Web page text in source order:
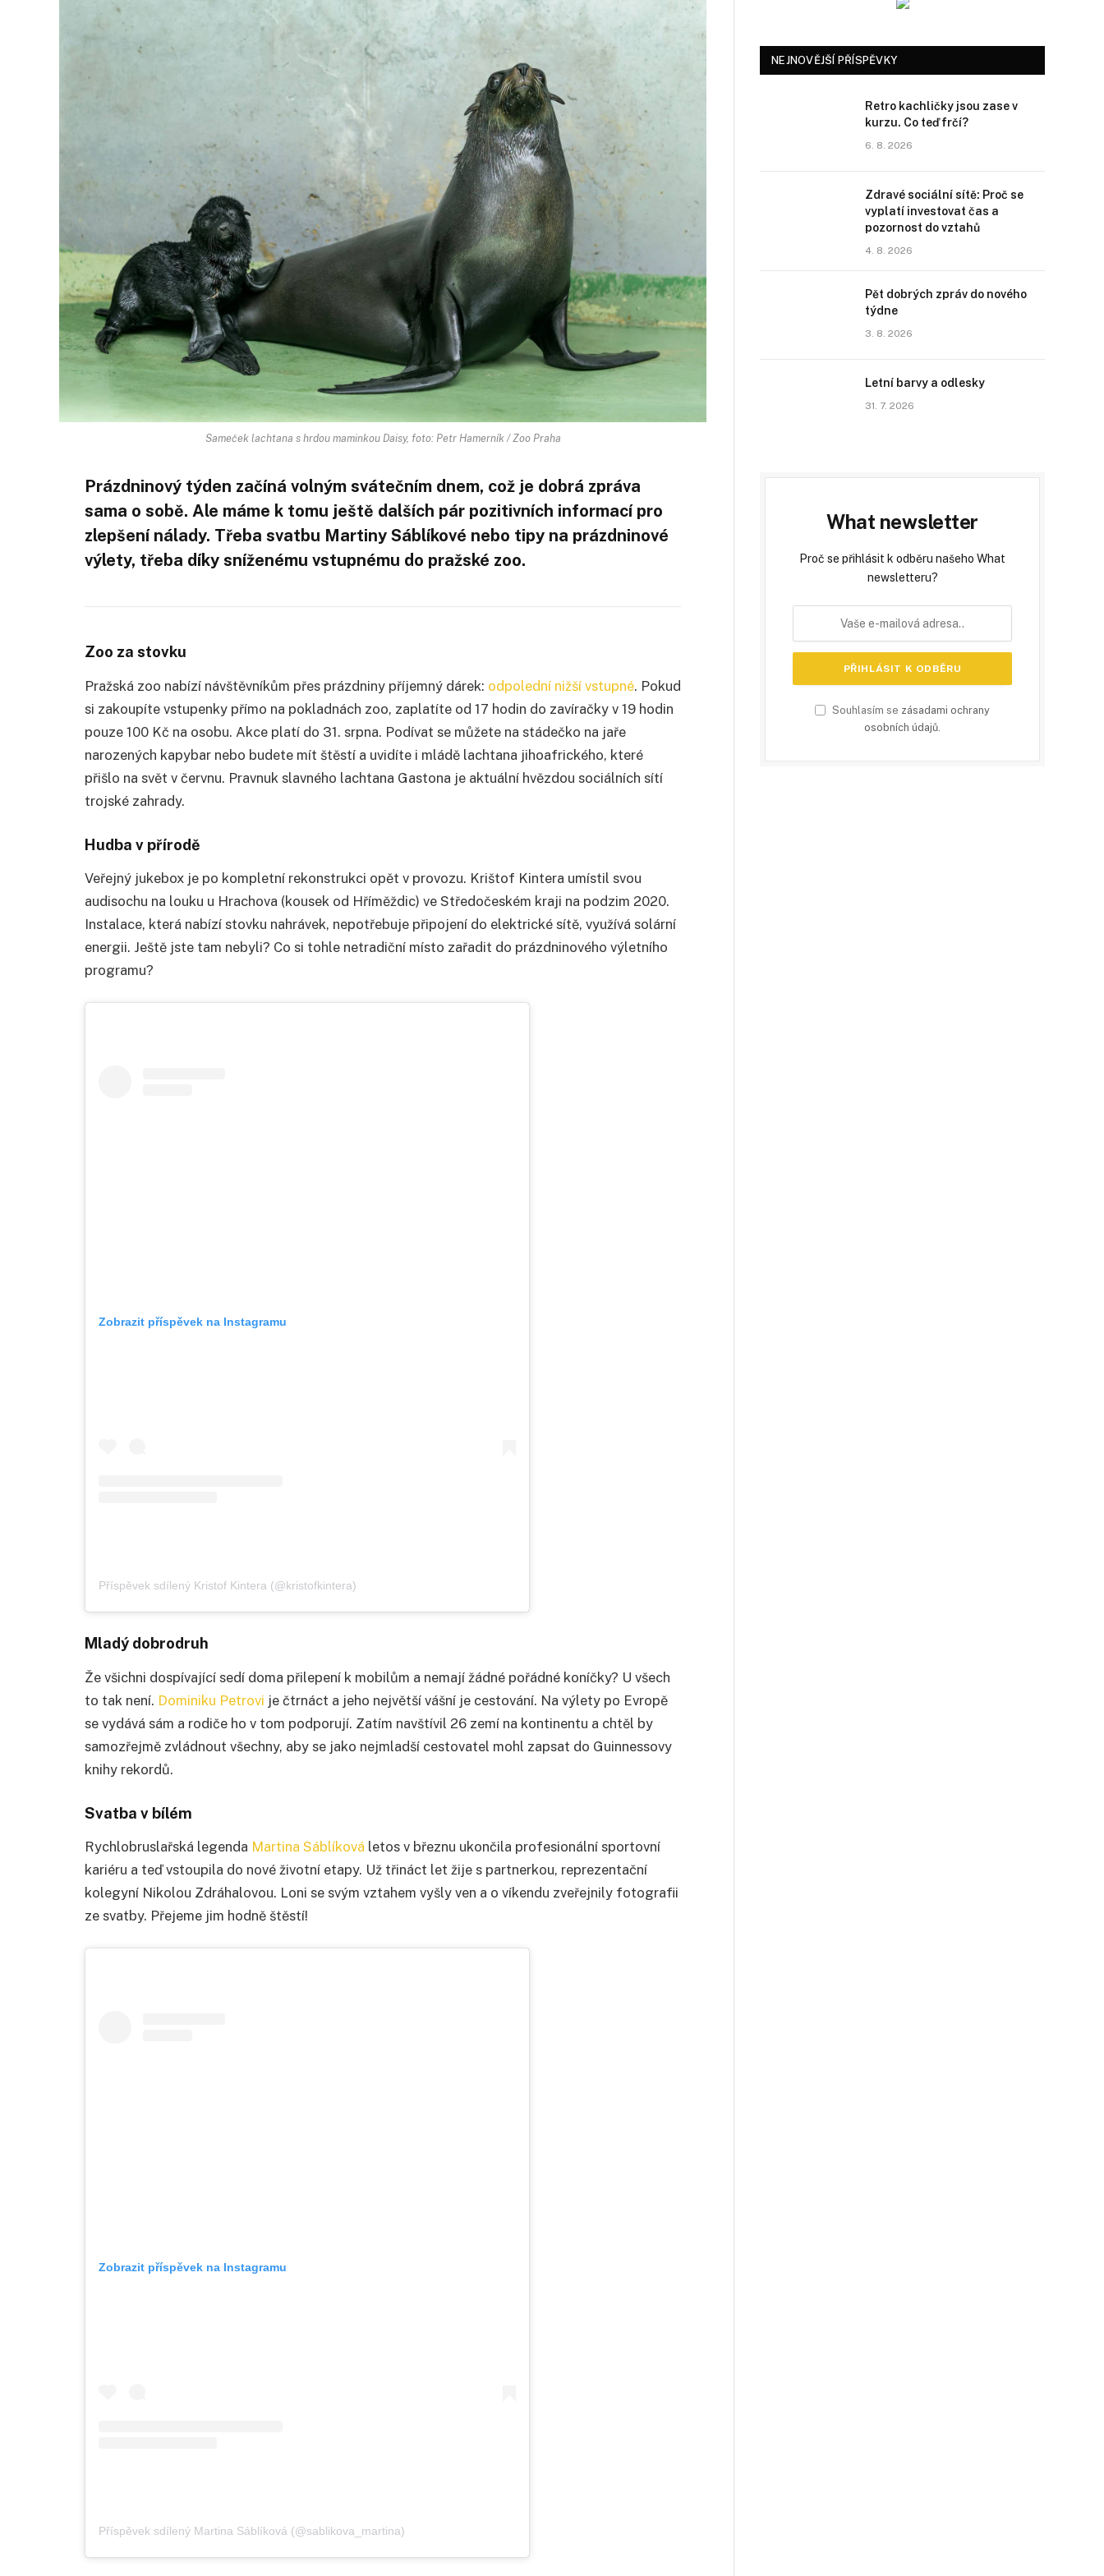
Sameček lachtana s hrdou maminkou Daisy, foto: Petr Hamerník / Zoo Praha
Prázdninový týden začíná volným svátečním dnem, což je dobrá zpráva
sama o sobě. Ale máme k tomu ještě dalších pár pozitivních informací pro
zlepšení nálady. Třeba svatbu Martiny Sáblíkové nebo tipy na prázdninové
výlety, třeba díky sníženému vstupnému do pražské zoo.
Zoo za stovku
Pražská zoo nabízí návštěvníkům přes prázdniny příjemný dárek: odpolední nižší vstupné. Pokud
si zakoupíte vstupenky přímo na pokladnách zoo, zaplatíte od 17 hodin do zavíračky v 19 hodin
pouze 100 Kč na osobu. Akce platí do 31. srpna. Podívat se můžete na stádečko na jaře
narozených kapybar nebo budete mít štěstí a uvidíte i mládě lachtana jihoafrického, které
přišlo na svět v červnu. Pravnuk slavného lachtana Gastona je aktuální hvězdou sociálních sítí
trojské zahrady.
Hudba v přírodě
Veřejný jukebox je po kompletní rekonstrukci opět v provozu. Krištof Kintera umístil svou
audisochu na louku u Hrachova (kousek od Hříměždic) ve Středočeském kraji na podzim 2020.
Instalace, která nabízí stovku nahrávek, nepotřebuje připojení do elektrické sítě, využívá solární
energii. Ještě jste tam nebyli? Co si tohle netradiční místo zařadit do prázdninového výletního
programu?
Zobrazit příspěvek na Instagramu
Příspěvek sdílený Kristof Kintera (@kristofkintera)
Mladý dobrodruh
Že všichni dospívající sedí doma přilepení k mobilům a nemají žádné pořádné koníčky? U všech
to tak není. Dominiku Petrovi je čtrnáct a jeho největší vášní je cestování. Na výlety po Evropě
se vydává sám a rodiče ho v tom podporují. Zatím navštívil 26 zemí na kontinentu a chtěl by
samozřejmě zvládnout všechny, aby se jako nejmladší cestovatel mohl zapsat do Guinnessovy
knihy rekordů.
Svatba v bílém
Rychlobruslařská legenda Martina Sáblíková letos v březnu ukončila profesionální sportovní
kariéru a teď vstoupila do nové životní etapy. Už třináct let žije s partnerkou, reprezentační
kolegyní Nikolou Zdráhalovou. Loni se svým vztahem vyšly ven a o víkendu zveřejnily fotografii
ze svatby. Přejeme jim hodně štěstí!
Zobrazit příspěvek na Instagramu
Příspěvek sdílený Martina Sáblíková (@sablikova_martina)
NEJNOVĚJŠÍ PŘÍSPĚVKY
Retro kachličky jsou zase v
kurzu. Co teď frčí?
6. 8. 2026
Zdravé sociální sítě: Proč se
vyplatí investovat čas a
pozornost do vztahů
4. 8. 2026
Pět dobrých zpráv do nového
týdne
3. 8. 2026
Letní barvy a odlesky
31. 7. 2026
What newsletter
Proč se přihlásit k odběru našeho What
newsletteru?
Souhlasím se zásadami ochrany
osobních údajů.